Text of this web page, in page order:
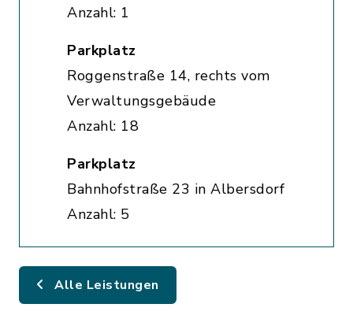
Anzahl: 1
Parkplatz
Roggenstraße 14, rechts vom
Verwaltungsgebäude
Anzahl: 18
Parkplatz
Bahnhofstraße 23 in Albersdorf
Anzahl: 5
Alle Leistungen